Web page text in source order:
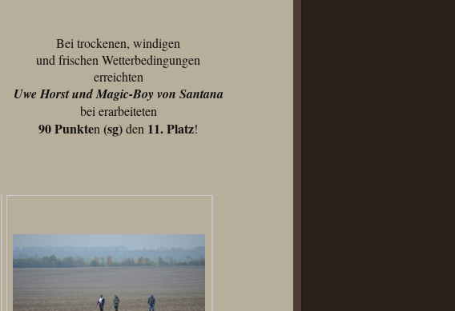
Bei trockenen, windigen
und frischen Wetterbedingungen
erreichten
Uwe Horst und Magic-Boy von Santana
bei erarbeiteten
90 Punkten(sg)den 11. Platz!